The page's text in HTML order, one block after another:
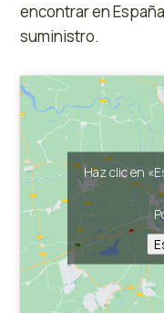
encontrar en
suministro.
Haz clic en